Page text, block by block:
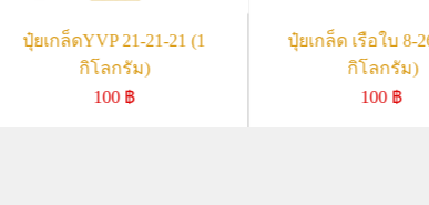
ปุ๋ยเกล็ด เรือใบ 8-
กิโลกรัม)
100 ฿
ปุ๋ยเกล็ดYVP 21-21-21 (1
กิโลกรัม)
100 ฿